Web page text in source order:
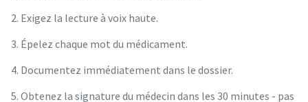
Exigez la lecture à voix haute.
Épelez chaque mot du médicament.
Documentez immédiatement dans le dossier.
Obtenez la signature du médecin dans les 30 minutes - pas